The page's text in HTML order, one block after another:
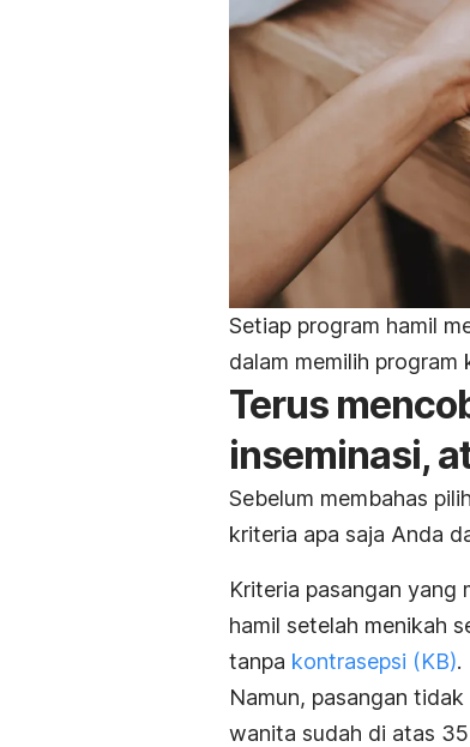
Setiap program hamil
dalam memilih
Terus
inseminasi,
Sebelum membahas
kriteria apa saja Anda
Kriteria pasangan yang
hamil setelah menikah
tanpa kontrasepsi (KB).
Namun, pasangan
wanita sudah di atas